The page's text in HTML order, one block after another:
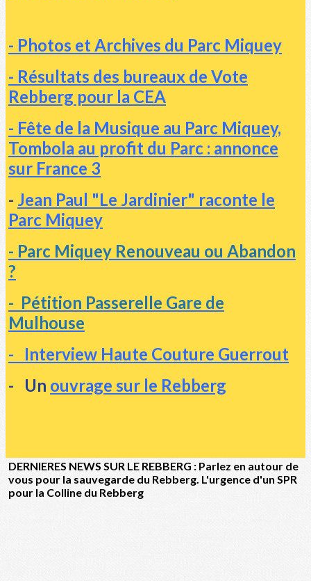
- Photos et Archives du Parc Miquey
- Résultats des bureaux de Vote
Rebberg pour la CEA
- Fête de la Musique au Parc Miquey,
Tombola au profit du Parc : annonce
sur France 3
- Jean Paul "Le Jardinier" raconte le
Parc Miquey
- Parc Miquey Renouveau ou Abandon
?
- Pétition Passerelle Gare de
Mulhouse
- Interview Haute Couture Guerrout
- Un ouvrage sur le Rebberg
DERNIERES NEWS SUR LE REBBERG : Parlez en autour de
vous pour la sauvegarde du Rebberg. L'urgence d'un SPR
pour la Colline du Rebberg